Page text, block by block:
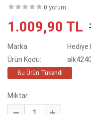
0 yorum
1.009,90 TL
Marka
Ürün Kodu:
alk4240
Bu Ürün Tükendi
Miktar